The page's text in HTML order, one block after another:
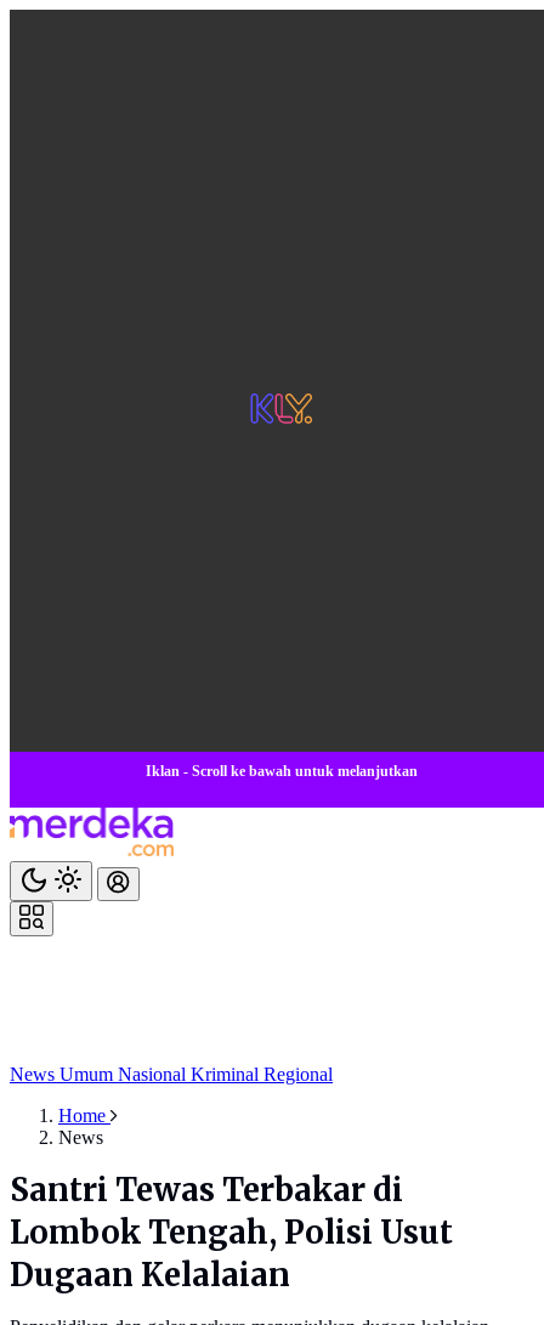
Iklan - Scroll ke bawah untuk melanjutkan
News Umum Nasional Kriminal Regional
Home
News
Santri Tewas Terbakar di
Lombok Tengah, Polisi Usut
Dugaan Kelalaian